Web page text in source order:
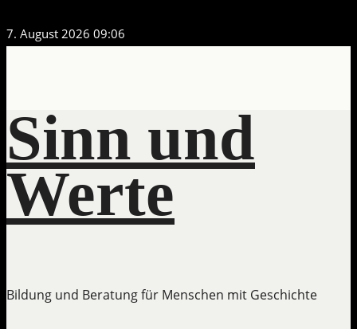
Zum
7. August 2026 09:06
Sinn und
Werte
Bildung und Beratung für Menschen mit Geschichte